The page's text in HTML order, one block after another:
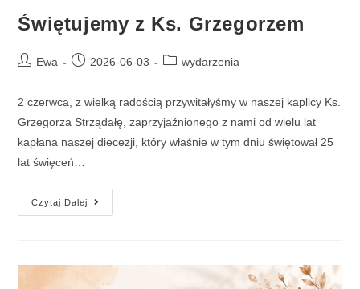
Świętujemy z Ks. Grzegorzem
Ewa 2026-06-03 wydarzenia
2 czerwca, z wielką radością przywitałyśmy w naszej kaplicy Ks.
Grzegorza Strządałę, zaprzyjaźnionego z nami od wielu lat
kapłana naszej diecezji, który właśnie w tym dniu świętował 25
lat święceń…
Czytaj Dalej